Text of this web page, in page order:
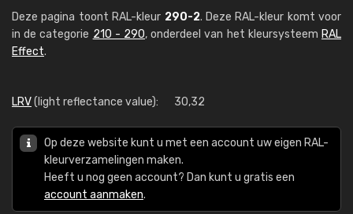
Deze pagina toont RAL-kleur 290-2. Deze RAL-kleur komt voor
in de categorie 210 - 290, onderdeel van het kleursysteem RAL
Effect.
LRV(light reflectance value): 30,32
Op deze website kunt u met een account uw eigen RAL-
kleurverzamelingen maken.
Heeft u nog geen account? Dan kunt u gratis een
account aanmaken.